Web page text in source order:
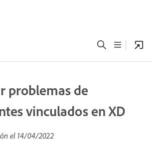
problemas de
vinculados en XD
el 14/04/2022